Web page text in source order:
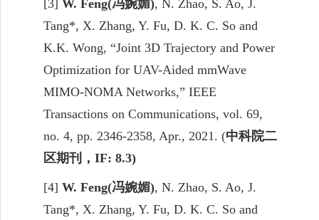
[3] W. Feng(冯婉媚), N. Zhao, S. Ao, J.
Tang*, X. Zhang, Y. Fu, D. K. C. So and
K.K. Wong, “Joint 3D Trajectory and Power
Optimization for UAV-Aided mmWave
MIMO-NOMA Networks,” IEEE
Transactions on Communications, vol. 69,
no. 4, pp. 2346-2358, Apr., 2021. (中科院二
区期刊， IF: 8.3)
[4] W. Feng(冯婉媚), N. Zhao, S. Ao, J.
Tang*, X. Zhang, Y. Fu, D. K. C. So and